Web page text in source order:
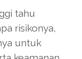
tahu
risikonya,
untuk